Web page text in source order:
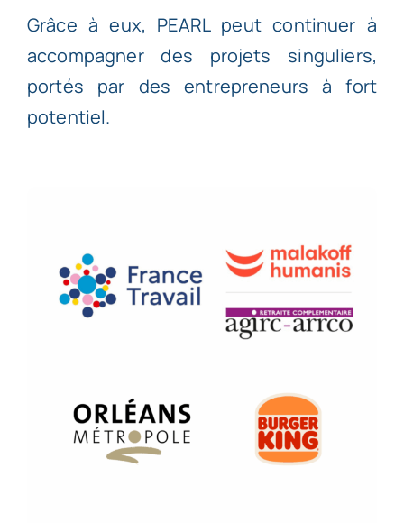
Grâce à eux, PEARL peut continuer à
accompagner des projets singuliers,
portés par des entrepreneurs à fort
potentiel.